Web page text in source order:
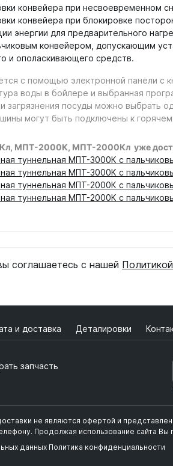
конвейера при несвоевременном
конвейера при блокировке
энергии для предварительного
конвейером, допускающим
и ополаскивающего средств.
с помощью электронной панели с
воды в бойлере и выбранная
загрязнения посуды можно выбрать
могут быть подключены к
МПТ-2000К, МПТ-2000Кл уже
туннельная МПТ-3000К с
туннельная МПТ-3000К с
туннельная МПТ-2000К с
туннельная МПТ-2000К с
и доставка Деталировки
запчасть
не являются офертой и
Продолжая использование сайта Вы
данных Политика конфиденциальности
соглашаетесь с нашей